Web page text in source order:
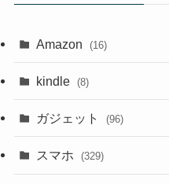
Amazon (16)
kindle (8)
ガジェット (96)
スマホ (329)